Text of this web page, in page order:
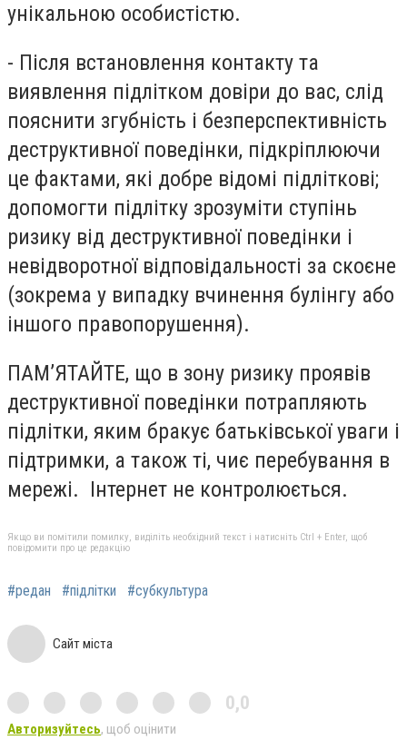
унікальною особистістю.
- Після встановлення контакту та
виявлення підлітком довіри до вас, слід
пояснити згубність і безперспективність
деструктивної поведінки, підкріплюючи
це фактами, які добре відомі підліткові;
допомогти підлітку зрозуміти ступінь
ризику від деструктивної поведінки і
невідворотної відповідальності за скоєне
(зокрема у випадку вчинення булінгу або
іншого правопорушення).
ПАМ’ЯТАЙТЕ, що в зону ризику проявів
деструктивної поведінки потрапляють
підлітки, яким бракує батьківської уваги і
підтримки, а також ті, чиє перебування в
мережі. Інтернет не контролюється.
Якщо ви помітили помилку, виділіть необхідний текст і натисніть Ctrl + Enter, щоб
повідомити про це редакцію
#редан #підлітки #субкультура
Сайт міста
0,0
Авторизуйтесь, щоб оцінити